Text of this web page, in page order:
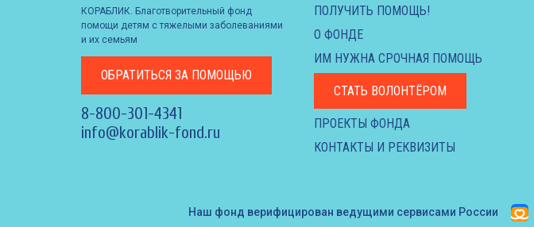
КОРАБЛИК. Благотворительный фонд
помощи детям с тяжелыми заболеваниями
и их семьям
ОБРАТИТЬСЯ ЗА ПОМОЩЬЮ
8-800-301-4341
info@korablik-fond.ru
ПОЛУЧИТЬ ПОМОЩЬ!
О ФОНДЕ
ИМ НУЖНА СРОЧНАЯ ПОМОЩЬ
СТАТЬ ВОЛОНТЁРОМ
ПРОЕКТЫ ФОНДА
КОНТАКТЫ И РЕКВИЗИТЫ
Наш фонд верифицирован ведущими сервисами России